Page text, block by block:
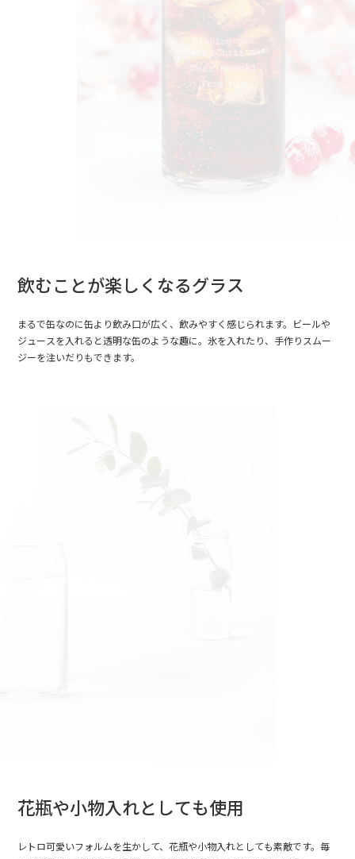
飲むことが楽しくなるグラス
まるで缶なのに缶より飲み口が広く、飲みやすく感じられます。ビールや
ジュースを入れると透明な缶のような趣に。氷を入れたり、手作りスムー
ジーを注いだりもできます。
花瓶や小物入れとしても使用
レトロ可愛いフォルムを生かして、花瓶や小物入れとしても素敵です。毎